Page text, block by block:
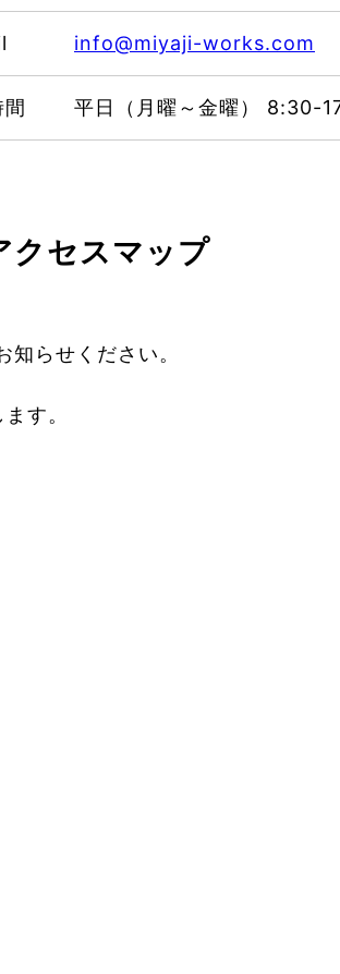
info@miyaji-works.com
平日（月曜～金曜） 8:30-
クセスマップ
らせください。
す。